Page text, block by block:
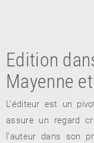
RETOUR
Edition
Mayenne
L’éditeur est un
assure un regard
l’auteur dans son